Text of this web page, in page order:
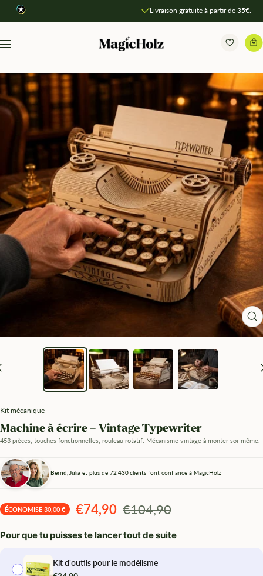
Livraison gratuite à partir de 35€.
Navigation MagicHolz
Kit mécanique
Machine à écrire – Vintage Typewriter
453 pièces, touches fonctionnelles, rouleau rotatif. Mécanisme vintage à monter soi-même.
Bernd, Julia et plus de 72 430 clients font confiance à MagicHolz
ÉCONOMISE 30,00 € Angebotspreis
€74,90 Regulärer
Preis
€104,90
Pour que tu puisses te lancer tout de suite
Kit d'outils pour le modélisme